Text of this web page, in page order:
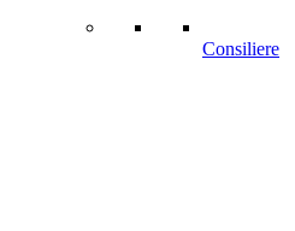
Consiliere